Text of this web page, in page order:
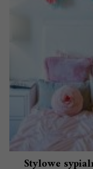
Stylowe